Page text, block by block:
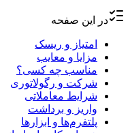
در این صفحه
امتیاز و ریسک
مزایا و معایب
مناسب چه کسی؟
شرکت و رگولاتوری
شرایط معاملاتی
واریز و برداشت
پلتفرم‌ها و ابزارها